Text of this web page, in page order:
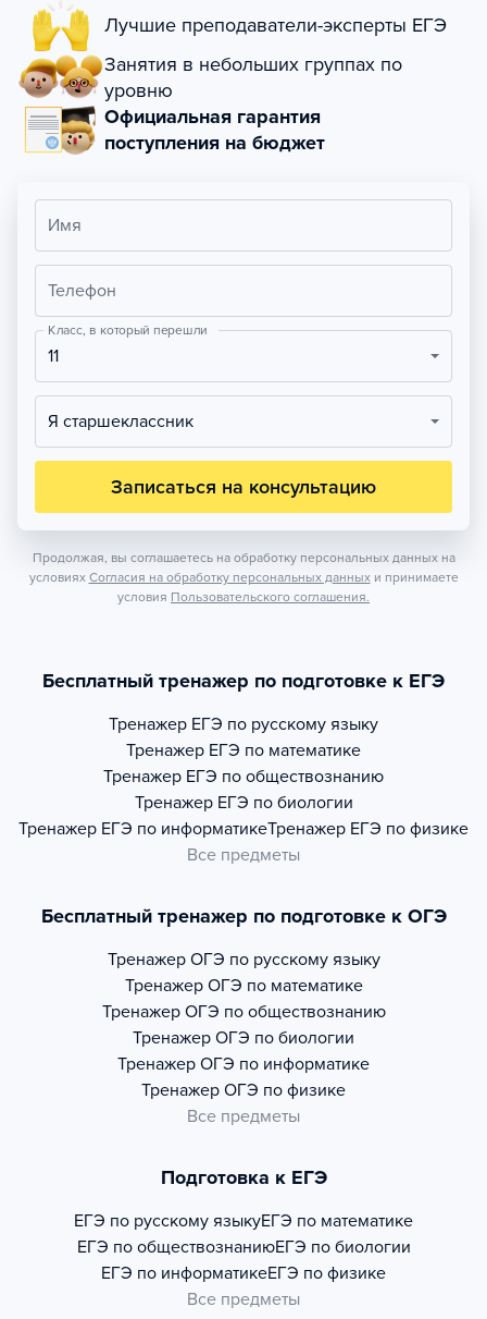
Лучшие преподаватели-эксперты ЕГЭ
Занятия в небольших группах по
уровню
Официальная гарантия
поступления на бюджет
Имя
Телефон
Класс, в который перешли
11
Я старшеклассник
Записаться на консультацию
Продолжая, вы соглашаетесь на обработку персональных данных на
условиях Согласия на обработку персональных данных и принимаете
условия Пользовательского соглашения.
Бесплатный тренажер по подготовке к ЕГЭ
Тренажер ЕГЭ по русскому языку
Тренажер ЕГЭ по математике
Тренажер ЕГЭ по обществознанию
Тренажер ЕГЭ по биологии
Тренажер ЕГЭ по информатикеТренажер ЕГЭ по физике
Все предметы
Бесплатный тренажер по подготовке к ОГЭ
Тренажер ОГЭ по русскому языку
Тренажер ОГЭ по математике
Тренажер ОГЭ по обществознанию
Тренажер ОГЭ по биологии
Тренажер ОГЭ по информатике
Тренажер ОГЭ по физике
Все предметы
Подготовка к ЕГЭ
ЕГЭ по русскому языкуЕГЭ по математике
ЕГЭ по обществознаниюЕГЭ по биологии
ЕГЭ по информатикеЕГЭ по физике
Все предметы